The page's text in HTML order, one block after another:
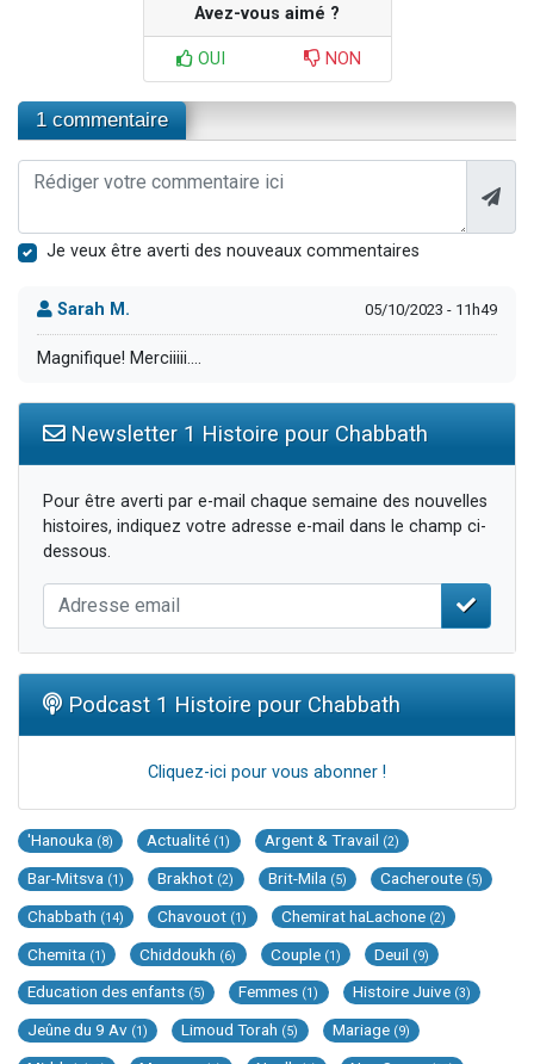
Avez-vous aimé ?
OUI NON
1 commentaire
Je veux être averti des nouveaux commentaires
Sarah M. 05/10/2023 - 11h49
Magnifique! Merciiiii....
Newsletter 1 Histoire pour Chabbath
Pour être averti par e-mail chaque semaine des nouvelles
histoires, indiquez votre adresse e-mail dans le champ ci-
dessous.
Podcast 1 Histoire pour Chabbath
Cliquez-ici pour vous abonner !
'Hanouka (8) Actualité (1) Argent & Travail (2)
Bar-Mitsva (1) Brakhot (2) Brit-Mila (5) Cacheroute (5)
Chabbath (14) Chavouot (1) Chemirat haLachone (2)
Chemita (1) Chiddoukh (6) Couple (1) Deuil (9)
Education des enfants (5) Femmes (1) Histoire Juive (3)
Jeûne du 9 Av (1) Limoud Torah (5) Mariage (9)